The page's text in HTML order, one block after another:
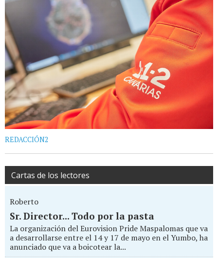
REDACCIÓN2
Cartas de los lectores
Roberto
Sr. Director... Todo por la pasta
La organización del Eurovision Pride Maspalomas que va
a desarrollarse entre el 14 y 17 de mayo en el Yumbo, ha
anunciado que va a boicotear la...